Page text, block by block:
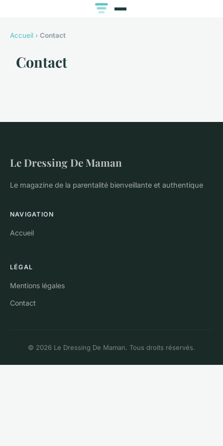
Accueil › Contact
Contact
Le Dressing De Maman
Le magazine de la parentalité bienveillante et authentique
NAVIGATION
Accueil
LÉGAL
Mentions légales
Contact
© 2026 Le Dressing De Maman. Tous droits réservés.